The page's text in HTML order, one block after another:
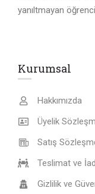
yanıltmayan
Kurumsal
Hakkımızda
Üyelik
Satış
Teslimat ve
Gizlilik ve